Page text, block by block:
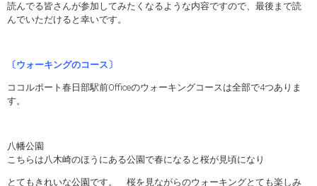
読んでる皆さんが参加してみたくなるような内容ですので、最後まで読
んでいただけると幸いです。
〔ウォーキングのコース〕
ココルポート春日部駅前Officeのウォーキングコースは全部で4つありま
す。
八幡公園
こちらは八木崎のほうにある公園で春になると桜が見頃になり
とてもきれいな公園です。 桜を見ながらのウォーキングとても楽しみ